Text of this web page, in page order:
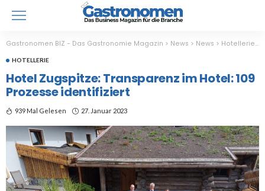
Gastronomen BIZ - Das Gastronomie Magazin > News > News > Hotellerie>
HOTELLERIE
Hotel Zugspitze: Transparenz im Hotel: 109
Prozesse identifiziert
939 Mal Gelesen 27. Januar 2023